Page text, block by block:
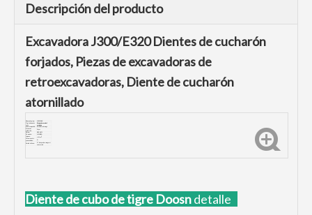
Descripción del producto
Excavadora J300/E320 Dientes de cucharón
forjados, Piezas de excavadoras de
retroexcavadoras, Diente de cucharón
atornillado
Marca compatible:
Excavadora de oruga
Forjar
De tensión:
1450MPA
Impacto:
Detalle de Envio:
Diente de cubo de tigre Doosndetalle